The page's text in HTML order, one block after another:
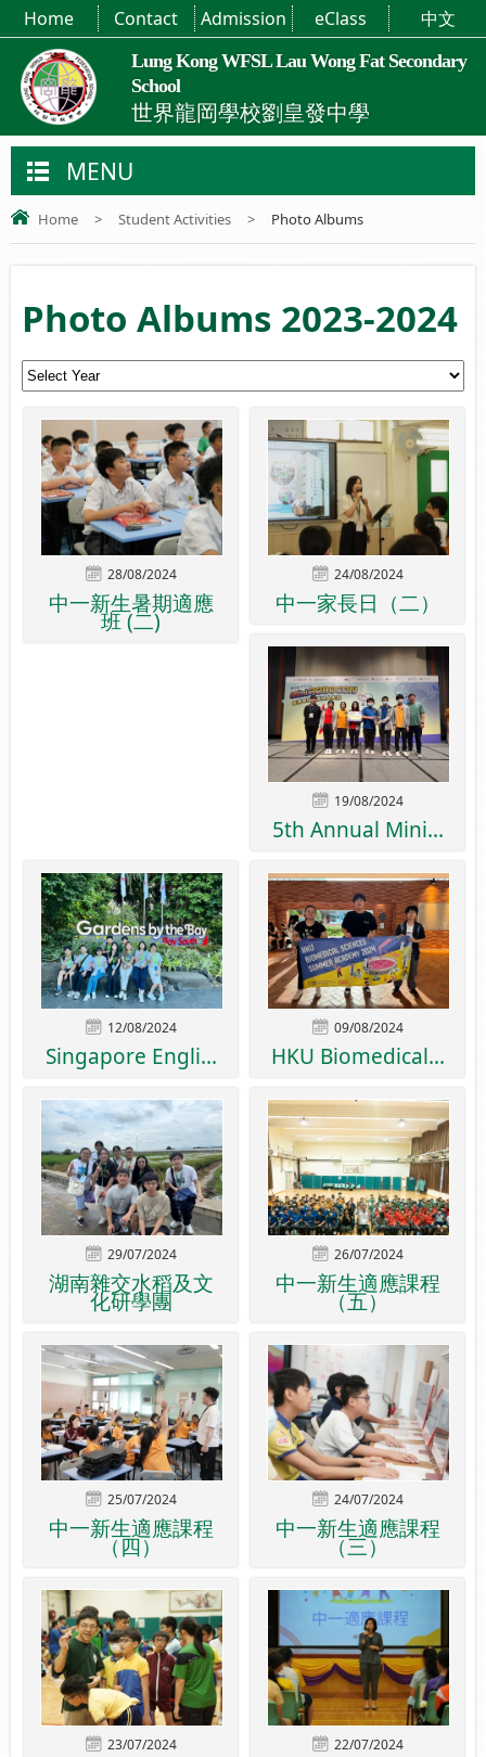
Lung Kong WFSL Lau Wong Fat Secondary
School
世界龍岡學校劉皇發中學
Home Contact Admission eClass 中文
MENU
Home > Student Activities > Photo Albums
Photo Albums 2023-2024
28/08/2024
中一新生暑期適應
班 (二)
24/08/2024
中一家長日（二）
19/08/2024
5th Annual Mini...
12/08/2024
Singapore Engli...
09/08/2024
HKU Biomedical...
29/07/2024
湖南雜交水稻及文
化研學團
26/07/2024
中一新生適應課程
（五）
25/07/2024
中一新生適應課程
（四）
24/07/2024
中一新生適應課程
（三）
23/07/2024 22/07/2024